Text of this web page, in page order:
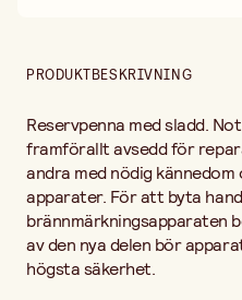
PRODUKTBESKRIVNING
Reservpenna med sladd.
framförallt avsedd för
andra med nödig
apparater. För att byta
brännmärkningsapparaten
av den nya delen bör
högsta säkerhet.